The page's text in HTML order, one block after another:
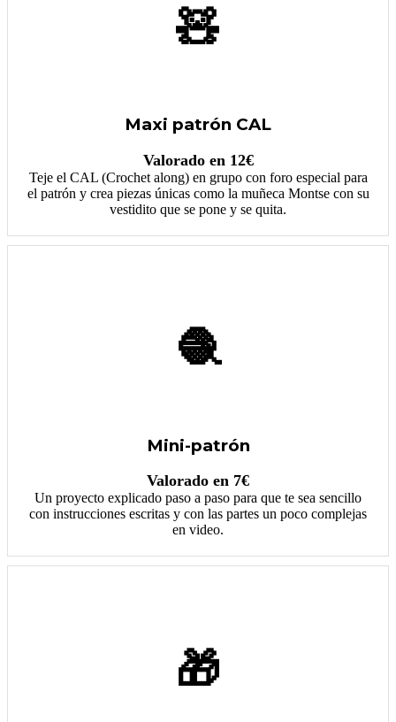
🧸
Maxi patrón CAL
Valorado en 12€
Teje el CAL (Crochet along) en grupo con foro especial para
el patrón y crea piezas únicas como la muñeca Montse con su
vestidito que se pone y se quita.
🧶
Mini-patrón
Valorado en 7€
Un proyecto explicado paso a paso para que te sea sencillo
con instrucciones escritas y con las partes un poco complejas
en video.
🎁